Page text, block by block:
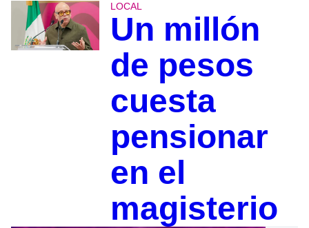
LOCAL
Un millón
de pesos
cuesta
pensionar
en el
magisterio